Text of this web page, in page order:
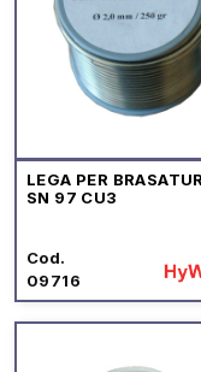
LEGA PER
SN 97 CU3
Cod.
09716